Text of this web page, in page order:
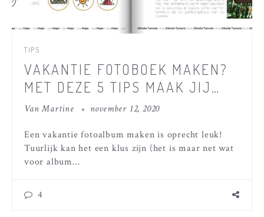
TIPS
VAKANTIE FOTOBOEK MAKEN?
MET DEZE 5 TIPS MAAK JIJ
ZELF EEN FANTASTISCH
VanMartine november 12, 2020
Een vakantie fotoalbum maken is oprecht leuk!
Tuurlijk kan het een klus zijn (het is maar net wat
voor album…
4